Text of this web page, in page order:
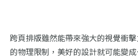
跨頁排版雖然能帶來強大的視覺衝
的物理限制，美好的設計就可能變